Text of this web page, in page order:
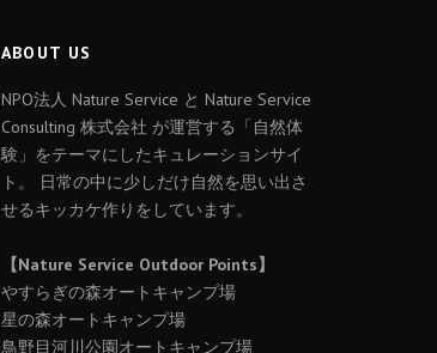
ABOUT US
NPO法人 Nature Service と Nature Service
Consulting 株式会社 が運営する「自然体
験」をテーマにしたキュレーションサイ
ト。 日常の中に少しだけ自然を思い出さ
せるキッカケ作りをしています。
【Nature Service Outdoor Points】
やすらぎの森オートキャンプ場
星の森オートキャンプ場
鳥野目河川公園オートキャンプ場